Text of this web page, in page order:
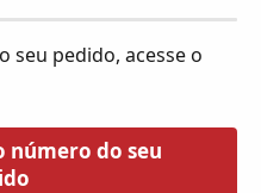
seu pedido, acesse o
número do seu